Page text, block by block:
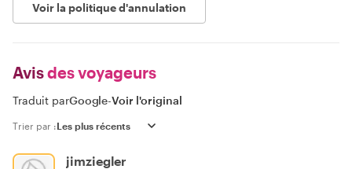
Voir la politique d'annulation
Avisdes voyageurs
Traduit parGoogle-Voir l'original
Trier par :
jimziegler